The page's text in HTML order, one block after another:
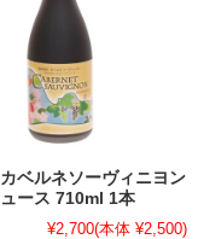
ベルネソーヴィニヨン
ース 710ml 1本
¥2,700(本体 ¥2,500)